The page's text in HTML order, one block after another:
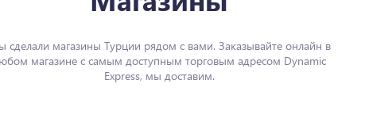
сделали магазины Турции рядом с вами. Заказывайте онлайн в
магазине с самым доступным торговым адресом Dynamic
Express, мы доставим.